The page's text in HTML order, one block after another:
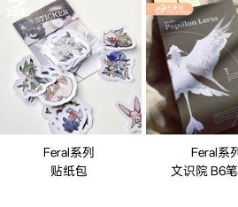
Feral系列
贴纸包
Feral系
文识院 B6